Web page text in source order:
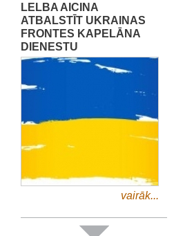
LELBA AICINA
ATBALSTĪT UKRAINAS
FRONTES KAPELĀNA
DIENESTU
vairāk...